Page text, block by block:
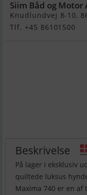
Siim Båd og Motor
Knudlundvej 8-10,
Tlf. +45 86101500
Beskrivelse
På lager i eksklusiv
quiltede luksus
Maxima 740 er en